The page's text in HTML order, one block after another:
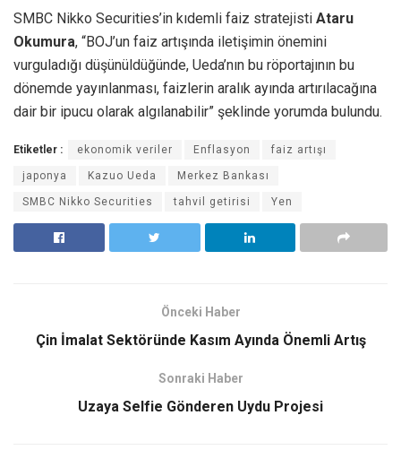
SMBC Nikko Securities’in kıdemli faiz stratejisti Ataru
Okumura, “BOJ’un faiz artışında iletişimin önemini
vurguladığı düşünüldüğünde, Ueda’nın bu röportajının bu
dönemde yayınlanması, faizlerin aralık ayında artırılacağına
dair bir ipucu olarak algılanabilir” şeklinde yorumda bulundu.
Etiketler : ekonomik veriler Enflasyon faiz artışı
japonya Kazuo Ueda Merkez Bankası
SMBC Nikko Securities tahvil getirisi Yen
Önceki Haber
Çin İmalat Sektöründe Kasım Ayında Önemli Artış
Sonraki Haber
Uzaya Selfie Gönderen Uydu Projesi